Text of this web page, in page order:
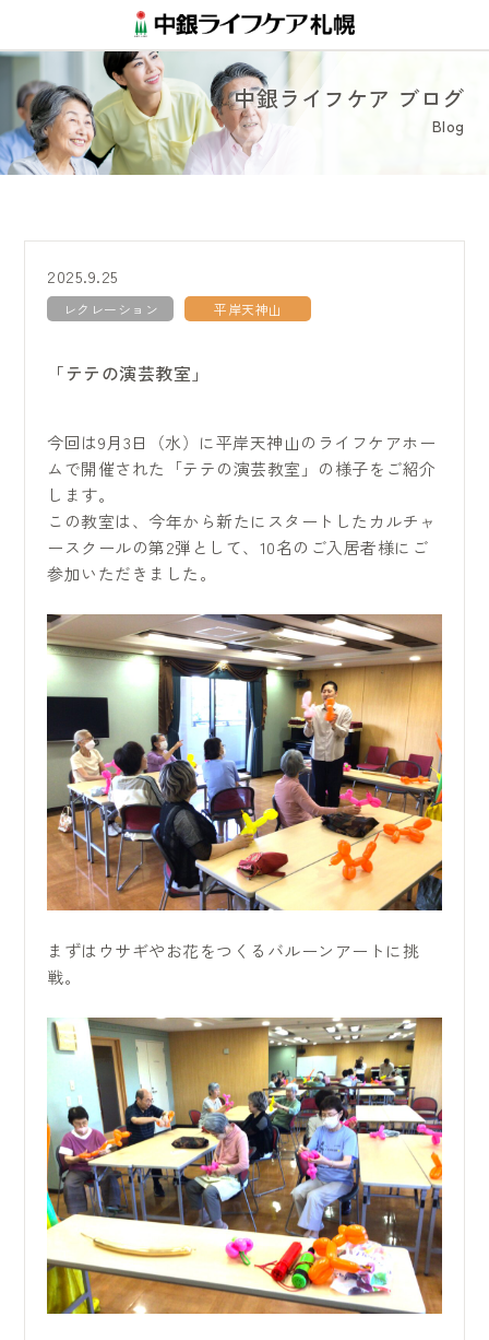
中銀ライフケア ブログ
Blog
2025.9.25
レクレーション 平岸天神山
「テテの演芸教室」
今回は9月3日（水）に平岸天神山のライフケアホー
ムで開催された「テテの演芸教室」の様子をご紹介
します。
この教室は、今年から新たにスタートしたカルチャ
ースクールの第2弾として、10名のご入居者様にご
参加いただきました。
まずはウサギやお花をつくるバルーンアートに挑
戦。